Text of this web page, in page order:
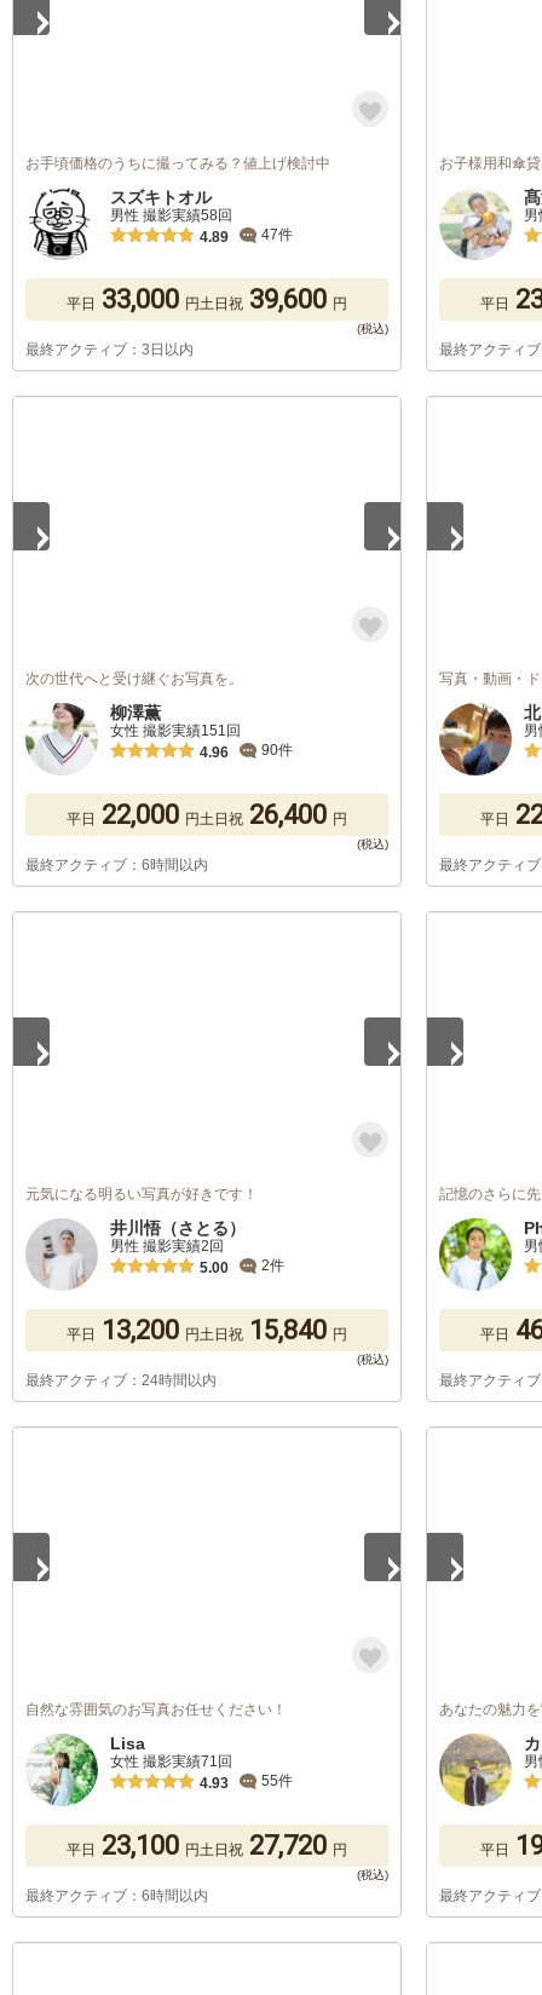
お手頃価格のうちに撮ってみる？値上げ検討中
スズキトオル
男性 撮影実績58回
4.89
47件
平日 33,000 円土日祝 39,600 円
最終アクティブ：3日以内
お子様用和傘
平日
最終アクティ
次の世代へと受け継ぐお写真を。
柳澤薫
女性 撮影実績151回
4.96
90件
平日 22,000 円土日祝 26,400 円
最終アクティブ：6時間以内
写真・動画・
平日
最終アクティ
元気になる明るい写真が好きです！
井川悟（さとる）
男性 撮影実績2回
5.00
2件
平日 13,200 円土日祝 15,840 円
最終アクティブ：24時間以内
記憶のさらに
平日
最終アクティ
自然な雰囲気のお写真お任せください！
Lisa
女性 撮影実績71回
4.93
55件
平日 23,100 円土日祝 27,720 円
最終アクティブ：6時間以内
あなたの魅力
平日
最終アクティ